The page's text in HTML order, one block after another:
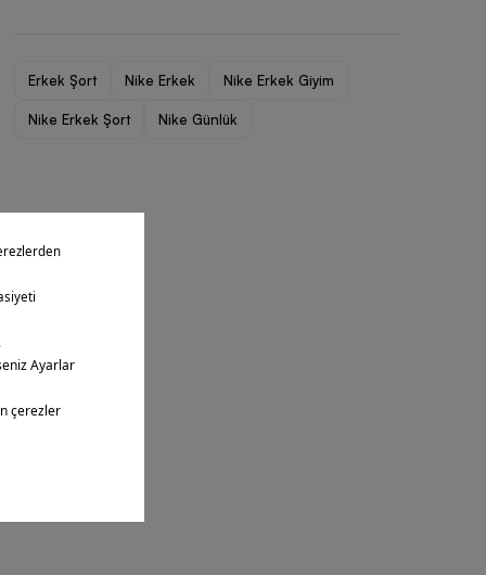
Erkek Şort Nike Erkek Nike Erkek Giyim
Nike Erkek Şort Nike Günlük